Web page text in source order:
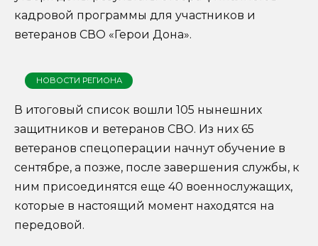
кадровой программы для участников и
ветеранов СВО «Герои Дона».
НОВОСТИ РЕГИОНА
В итоговый список вошли 105 нынешних
защитников и ветеранов СВО. Из них 65
ветеранов спецоперации начнут обучение в
сентябре, а позже, после завершения службы, к
ним присоединятся еще 40 военнослужащих,
которые в настоящий момент находятся на
передовой.